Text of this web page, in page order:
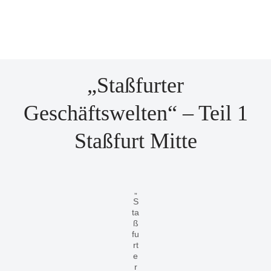
„Staßfurter
Geschäftswelten“ – Teil 1
Staßfurt Mitte
S
ta
ß
fu
rt
e
r